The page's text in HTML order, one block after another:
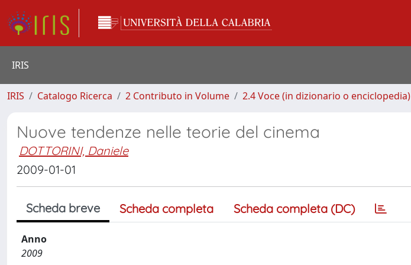
IRIS
IRIS Catalogo Ricerca 2 Contributo in Volume 2.4 Voce (in dizionario o enciclopedia)
Nuove tendenze nelle teorie del cinema
DOTTORINI, Daniele
2009-01-01
Scheda breve Scheda completa Scheda completa (DC)
Anno
2009